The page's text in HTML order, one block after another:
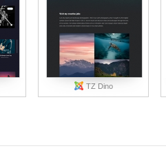
TZ Dino